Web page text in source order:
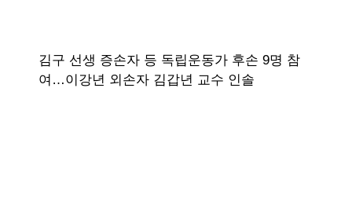
김구 선생 증손자 등 독립운동가 후손 9명 참
여…이강년 외손자 김갑년 교수 인솔